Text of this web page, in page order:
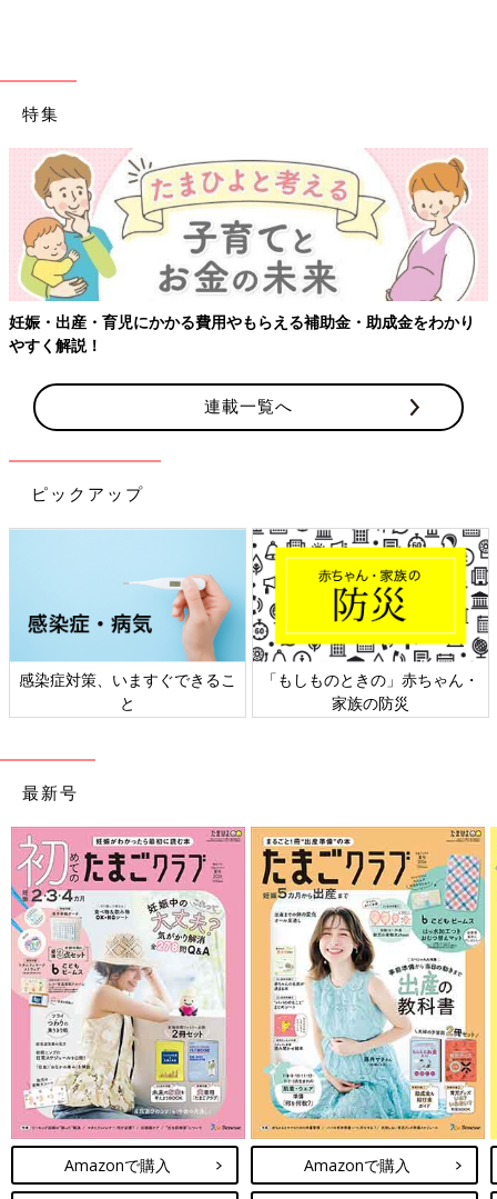
特集
【ワクチン接種できるものも】妊婦の感染症対策、知っておいて！
連載一覧へ
ピックアップ
日本外来小児科学会リーフレッ
ト検討会
六星占術 細木かおりさんの人生
相談
最新号
Amazonで購入 Amazonで購入